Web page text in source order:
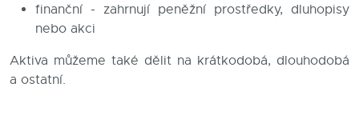
finanční - zahrnují peněžní prostředky, dluhopisy
nebo akci
Aktiva můžeme také dělit na krátkodobá, dlouhodobá
a ostatní.